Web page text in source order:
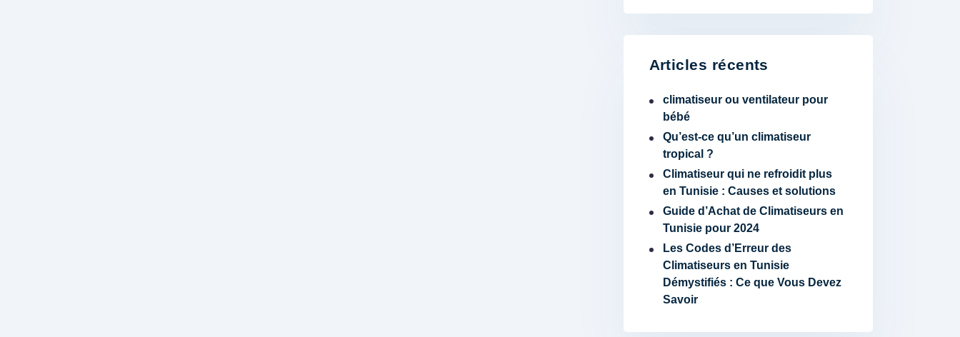
Articles récents
climatiseur ou ventilateur pour
bébé
Qu’est-ce qu’un climatiseur
tropical ?
Climatiseur qui ne refroidit plus
en Tunisie : Causes et solutions
Guide d’Achat de Climatiseurs en
Tunisie pour 2024
Les Codes d’Erreur des
Climatiseurs en Tunisie
Démystifiés : Ce que Vous Devez
Savoir